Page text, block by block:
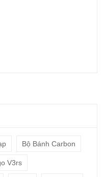
Bộ Bánh Carbon
V3rs